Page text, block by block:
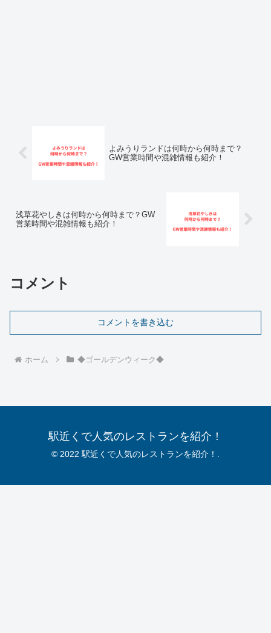
よみうりランドは何時から何時まで？
GW営業時間や混雑情報も紹介！
浅草花やしきは何時から何時まで？GW
営業時間や混雑情報も紹介！
コメント
コメントを書き込む
ホーム ◆ゴールデンウィーク◆
駅近くで人気のレストランを紹介！
© 2022 駅近くで人気のレストランを紹介！.